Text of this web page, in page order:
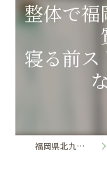
整体で福
寝る前ス
福岡県北九州のエステならrapport